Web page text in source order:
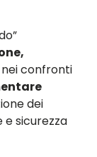
nei confronti
dei
e sicurezza